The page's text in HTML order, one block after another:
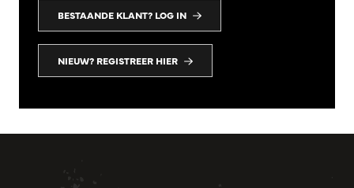
BESTAANDE KLANT? LOG IN
NIEUW? REGISTREER HIER